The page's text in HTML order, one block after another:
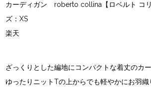
カーディガン roberto collina【ロベルト コ
ズ：XS
楽天
ざっくりとした編地にコンパクトな着丈のカ
ゆったりニットTの上からでも軽やかにお羽織